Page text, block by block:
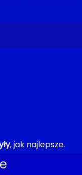
, jak najlepsze.